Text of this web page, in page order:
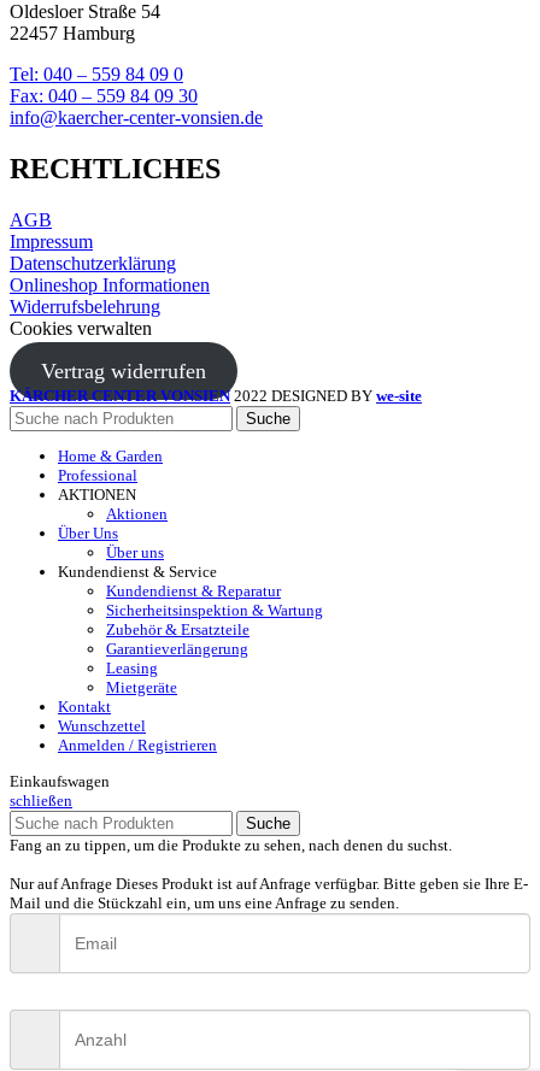
Oldesloer Straße 54
22457 Hamburg
Tel: 040 – 559 84 09 0
Fax: 040 – 559 84 09 30
info@kaercher-center-vonsien.de
RECHTLICHES
AGB
Impressum
Datenschutzerklärung
Onlineshop Informationen
Widerrufsbelehrung
Cookies verwalten
Vertrag widerrufen
KÄRCHER CENTER VONSIEN 2022 DESIGNED BY we-site
Suche
Home & Garden
Professional
AKTIONEN
Aktionen
Über Uns
Über uns
Kundendienst & Service
Kundendienst & Reparatur
Sicherheitsinspektion & Wartung
Zubehör & Ersatzteile
Garantieverlängerung
Leasing
Mietgeräte
Kontakt
Wunschzettel
Anmelden / Registrieren
Einkaufswagen
schließen
Suche
Fang an zu tippen, um die Produkte zu sehen, nach denen du suchst.
Nur auf Anfrage Dieses Produkt ist auf Anfrage verfügbar. Bitte geben sie Ihre E-
Mail und die Stückzahl ein, um uns eine Anfrage zu senden.